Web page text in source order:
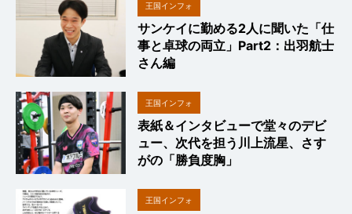
王国インフォ
サンケイに勤める2人に聞いた「仕
事と卓球の両立」Part2：出羽航士
さん編
王国インフォ
表紙＆インタビューで堂々のデビ
ュー、次代を担う川上流星、さす
がの「勝負度胸」
王国インフォ